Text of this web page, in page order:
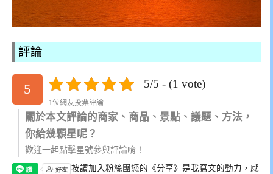
評論
5 5/5 - (1 vote)
1位網友投票評論
關於本文評論的商家、商品、景點、議題、方法，
你給幾顆星呢？
歡迎一起點擊星號參與評論唷！
按讚加入粉絲團 您的《分享》是我寫文的動力，感